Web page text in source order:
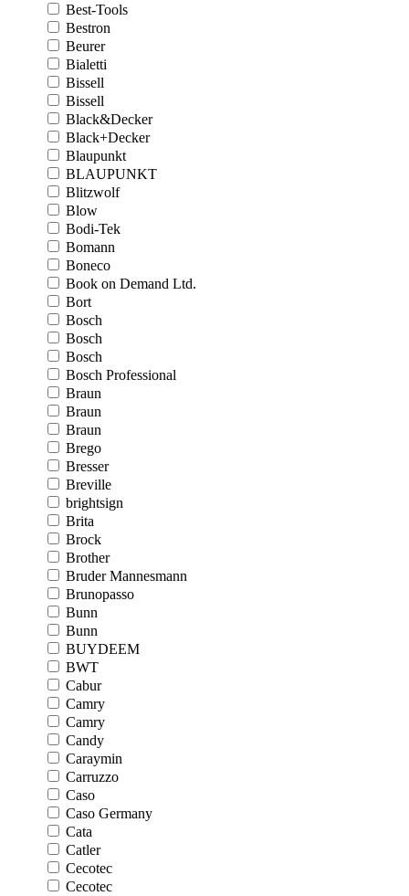
Best-Tools
Bestron
Beurer
Bialetti
Bissell
Bissell
Black&Decker
Black+Decker
Blaupunkt
BLAUPUNKT
Blitzwolf
Blow
Bodi-Tek
Bomann
Boneco
Book on Demand Ltd.
Bort
Bosch
Bosch
Bosch
Bosch Professional
Braun
Braun
Braun
Brego
Bresser
Breville
brightsign
Brita
Brock
Brother
Bruder Mannesmann
Brunopasso
Bunn
Bunn
BUYDEEM
BWT
Cabur
Camry
Camry
Candy
Caraymin
Carruzzo
Caso
Caso Germany
Cata
Catler
Cecotec
Cecotec